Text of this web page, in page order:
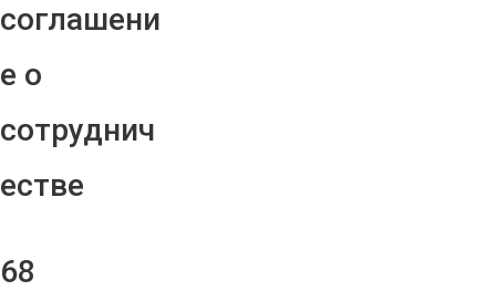
соглашени
е о
сотруднич
естве
68